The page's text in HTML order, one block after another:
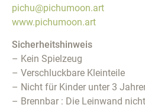
pichu@pichumoon.art
www.pichumoon.art
Sicherheitshinweis
– Kein Spielzeug
– Verschluckbare Kleinteile
– Nicht für Kinder unter 3
– Brennbar : Die Leinwand